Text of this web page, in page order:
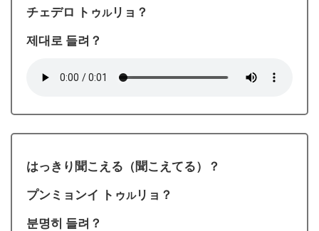
チェデロ トゥルリョ？
제대로 들려？
はっきり聞こえる（聞こえてる）？
プンミョンイ トゥルリョ？
분명히 들려？